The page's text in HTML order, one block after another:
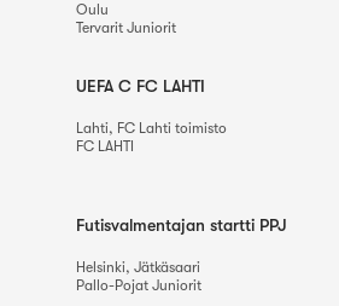
Oulu
Tervarit Juniorit
UEFA C FC LAHTI
Lahti, FC Lahti toimisto
FC LAHTI
Futisvalmentajan startti PPJ
Helsinki, Jätkäsaari
Pallo-Pojat Juniorit